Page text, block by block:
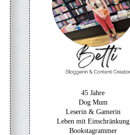
45 Jahre
Dog Mum
Leserin & Gamerin
Leben mit Einschränkung
Bookstagrammer